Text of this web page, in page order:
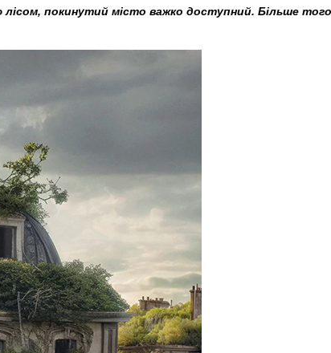
покинутий місто важко доступний. Більше того,